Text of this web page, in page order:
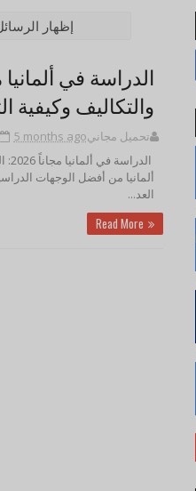
‏إظهار
والتكاليف وكيفية
تحميل مجاني5 months ago
ألمانيا من أفضل الوجهات
العد...
Read More